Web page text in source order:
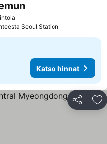
Seoul Station
Katso hinnat
Jaa